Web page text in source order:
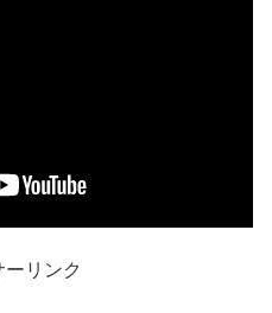
ーリンク